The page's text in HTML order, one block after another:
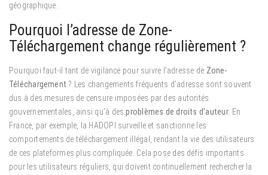
géographique.
Pourquoi l’adresse de Zone-
Téléchargement change régulièrement ?
Pourquoi faut-il tant de vigilance pour suivre l’adresse de Zone-
Téléchargement ? Les changements fréquents d’adresse sont souvent
dus à des mesures de censure imposées par des autorités
gouvernementales, ainsi qu’à desproblèmes de droits d’auteur. En
France, par exemple, la HADOPI surveille et sanctionne les
comportements de téléchargement illégal, rendant la vie des utilisateurs
de ces plateformes plus compliquée. Cela pose des défis importants
pour les utilisateurs réguliers, qui doivent continuellement rechercher la